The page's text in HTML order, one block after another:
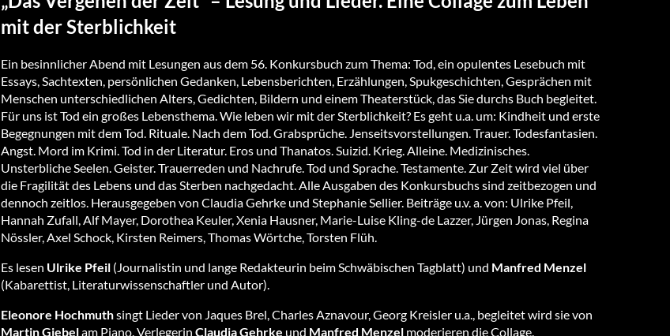
mit der Sterblichkeit
Ein besinnlicher Abend mit Lesungen aus dem 56. Konkursbuch zum Thema: Tod, ein opulentes Lesebuch mit
Essays, Sachtexten, persönlichen Gedanken, Lebensberichten, Erzählungen, Spukgeschichten, Gesprächen mit
Menschen unterschiedlichen Alters, Gedichten, Bildern und einem Theaterstück, das Sie durchs Buch begleitet.
Für uns ist Tod ein großes Lebensthema. Wie leben wir mit der Sterblichkeit? Es geht u.a. um: Kindheit und erste
Begegnungen mit dem Tod. Rituale. Nach dem Tod. Grabsprüche. Jenseitsvorstellungen. Trauer. Todesfantasien.
Angst. Mord im Krimi. Tod in der Literatur. Eros und Thanatos. Suizid. Krieg. Alleine. Medizinisches.
Unsterbliche Seelen. Geister. Trauerreden und Nachrufe. Tod und Sprache. Testamente. Zur Zeit wird viel über
die Fragilität des Lebens und das Sterben nachgedacht. Alle Ausgaben des Konkursbuchs sind zeitbezogen und
dennoch zeitlos. Herausgegeben von Claudia Gehrke und Stephanie Sellier. Beiträge u.v. a. von: Ulrike Pfeil,
Hannah Zufall, Alf Mayer, Dorothea Keuler, Xenia Hausner, Marie-Luise Kling-de Lazzer, Jürgen Jonas, Regina
Nössler, Axel Schock, Kirsten Reimers, Thomas Wörtche, Torsten Flüh.
Es lesen Ulrike Pfeil(Journalistin und lange Redakteurin beim Schwäbischen Tagblatt) und Manfred Menzel
(Kabarettist, Literaturwissenschaftler und Autor).
Eleonore Hochmuthsingt Lieder von Jaques Brel, Charles Aznavour, Georg Kreisler u.a., begleitet wird sie von
Martin Giebelam Piano. Verlegerin Claudia Gehrke und Manfred Menzelmoderieren die Collage.